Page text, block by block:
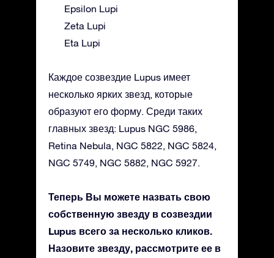
Epsilon Lupi
Zeta Lupi
Eta Lupi
Каждое созвездие Lupus имеет
несколько ярких звезд, которые
образуют его форму. Среди таких
главных звезд: Lupus NGC 5986,
Retina Nebula, NGC 5822, NGC 5824,
NGC 5749, NGC 5882, NGC 5927.
Теперь Вы можете назвать свою
собственную звезду в созвездии
Lupus всего за несколько кликов.
Назовите звезду, рассмотрите ее в